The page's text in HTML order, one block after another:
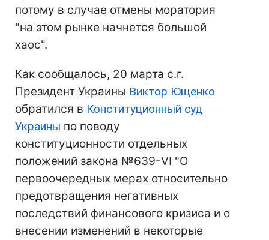
потому в случае отмены моратория
"на этом рынке начнется большой
хаос".
Как сообщалось, 20 марта с.г.
Президент Украины Виктор Ющенко
обратился в Конституционный суд
Украины по поводу
конституционности отдельных
положений закона №639-VI "О
первоочередных мерах относительно
предотвращения негативных
последствий финансового кризиса и о
внесении изменений в некоторые